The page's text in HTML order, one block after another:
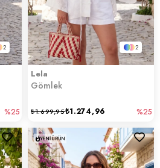
2
%25
2
Lela
Gömlek
₺1.274,96
₺1.699,95 %25
YENI ÜRÜN